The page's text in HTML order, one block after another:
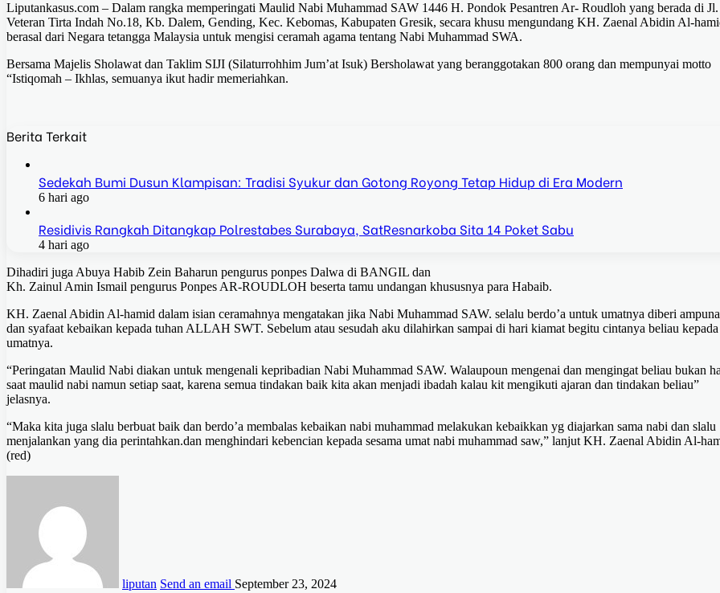
Liputankasus.com – Dalam rangka memperingati Maulid Nabi Muhammad SAW 1446 H. Pondok Pesantren Ar- Roudloh yang berada di Jl.
Veteran Tirta Indah No.18, Kb. Dalem, Gending, Kec. Kebomas, Kabupaten Gresik, secara khusu mengundang KH. Zaenal Abidin Al-
berasal dari Negara tetangga Malaysia untuk mengisi ceramah agama tentang Nabi Muhammad SWA.
Bersama Majelis Sholawat dan Taklim SIJI (Silaturrohhim Jum’at Isuk) Bersholawat yang beranggotakan 800 orang dan mempunyai motto
“Istiqomah – Ikhlas, semuanya ikut hadir memeriahkan.
Berita Terkait
Sedekah Bumi Dusun Klampisan: Tradisi Syukur dan Gotong Royong Tetap Hidup di Era Modern
6 hari ago
Residivis Rangkah Ditangkap Polrestabes Surabaya, SatResnarkoba Sita 14 Poket Sabu
4 hari ago
Dihadiri juga Abuya Habib Zein Baharun pengurus ponpes Dalwa di BANGIL dan
Kh. Zainul Amin Ismail pengurus Ponpes AR-ROUDLOH beserta tamu undangan khususnya para Habaib.
KH. Zaenal Abidin Al-hamid dalam isian ceramahnya mengatakan jika Nabi Muhammad SAW. selalu berdo’a untuk umatnya diberi
dan syafaat kebaikan kepada tuhan ALLAH SWT. Sebelum atau sesudah aku dilahirkan sampai di hari kiamat begitu cintanya beliau kepada
umatnya.
“Peringatan Maulid Nabi diakan untuk mengenali kepribadian Nabi Muhammad SAW. Walaupoun mengenai dan mengingat beliau bukan
saat maulid nabi namun setiap saat, karena semua tindakan baik kita akan menjadi ibadah kalau kit mengikuti ajaran dan tindakan beliau”
jelasnya.
“Maka kita juga slalu berbuat baik dan berdo’a membalas kebaikan nabi muhammad melakukan kebaikkan yg diajarkan sama nabi dan slalu
menjalankan yang dia perintahkan.dan menghindari kebencian kepada sesama umat nabi muhammad saw,” lanjut KH. Zaenal Abidin Al-
(red)
liputan Send an email September 23, 2024